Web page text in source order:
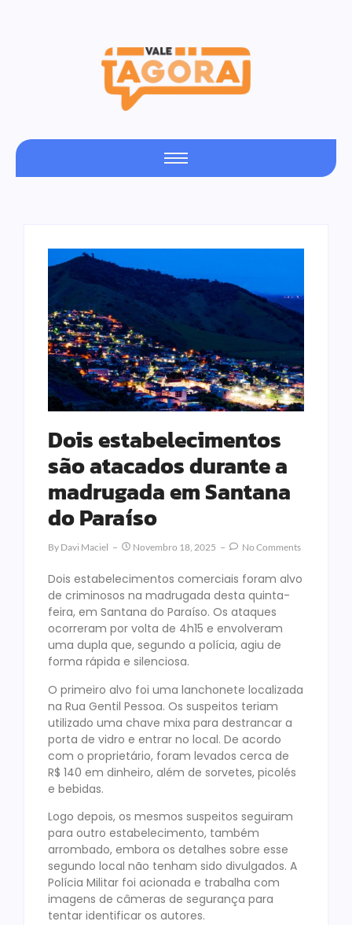
Dois estabelecimentos
são atacados durante a
madrugada em Santana
do Paraíso
By Davi Maciel Novembro 18, 2025 No Comments
Dois estabelecimentos comerciais foram alvo
de criminosos na madrugada desta quinta-
feira, em Santana do Paraíso. Os ataques
ocorreram por volta de 4h15 e envolveram
uma dupla que, segundo a polícia, agiu de
forma rápida e silenciosa.
O primeiro alvo foi uma lanchonete localizada
na Rua Gentil Pessoa. Os suspeitos teriam
utilizado uma chave mixa para destrancar a
porta de vidro e entrar no local. De acordo
com o proprietário, foram levados cerca de
R$ 140 em dinheiro, além de sorvetes, picolés
e bebidas.
Logo depois, os mesmos suspeitos seguiram
para outro estabelecimento, também
arrombado, embora os detalhes sobre esse
segundo local não tenham sido divulgados. A
Polícia Militar foi acionada e trabalha com
imagens de câmeras de segurança para
tentar identificar os autores.